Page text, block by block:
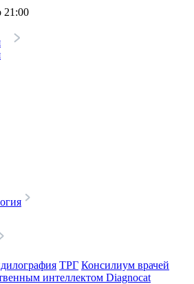
21:00
ТРГ Консилиум врачей
интеллектом Diagnocat